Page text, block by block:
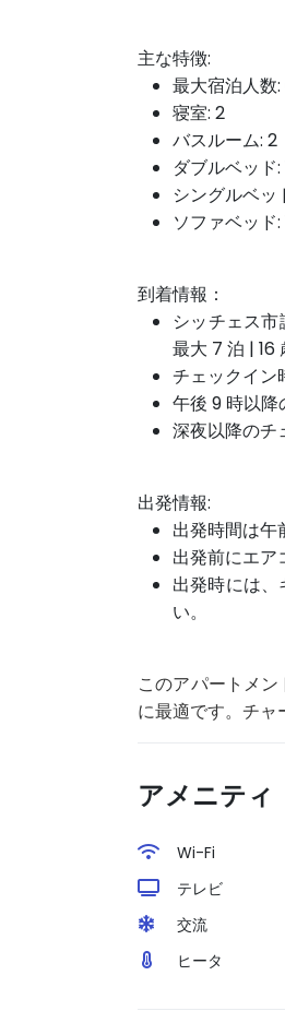
主な特徴:
最大宿泊人数:
寝室: 2
バスルーム: 2
ダブルベッド:
シングルベッ
ソファベッド:
到着情報：
シッチェス
最大 7 泊 | 16
チェックイン
午後 9 時以
深夜以降のチ
出発情報:
出発時間は午
出発前にエア
出発時には
い。
このアパートメ
に最適です。 チャ
アメニティ
Wi-Fi
テレビ
交流
ヒータ